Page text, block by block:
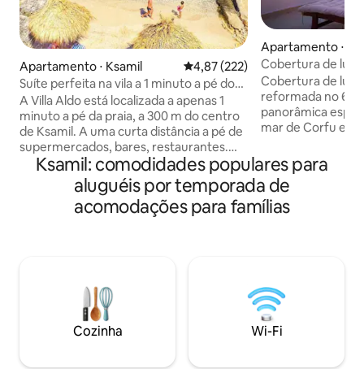
Apartamento ⋅ Ksamil 4,87 de uma avaliação média de
4,87 (222)
Suíte perfeita na vila a 1 minuto a pé do
mar - Aldo 4
A Villa Aldo está localizada a apenas 1
minuto a pé da praia, a 300 m do centro
de Ksamil. A uma curta distância a pé de
supermercados, bares, restaurantes.
Wi-Fi gratuito. 2 ar-condicionados em
ambos os quartos, TV. Toalhas de banho
e produtos de higiene pessoal gratuitos.
Cozinha totalmente equipada.
terminal de balsas de Saranda para
Ksamil. Podemos ajudar você a alugar
um carro por uma taxa razoável.
Oferecemos também passeios de barco
Apartamento ⋅
Cobertura de
Terraço enorme
Cobertura de
reformada no 6º
panorâmica
mar de Corfu e a
sol com lounge
jardim de inverno
Interior moderno
pé do oceano, de
restaurantes. A
calçadão.
Ksamil: comodidades populares para
aluguéis por temporada de
acomodações para famílias
Cozinha Wi-Fi